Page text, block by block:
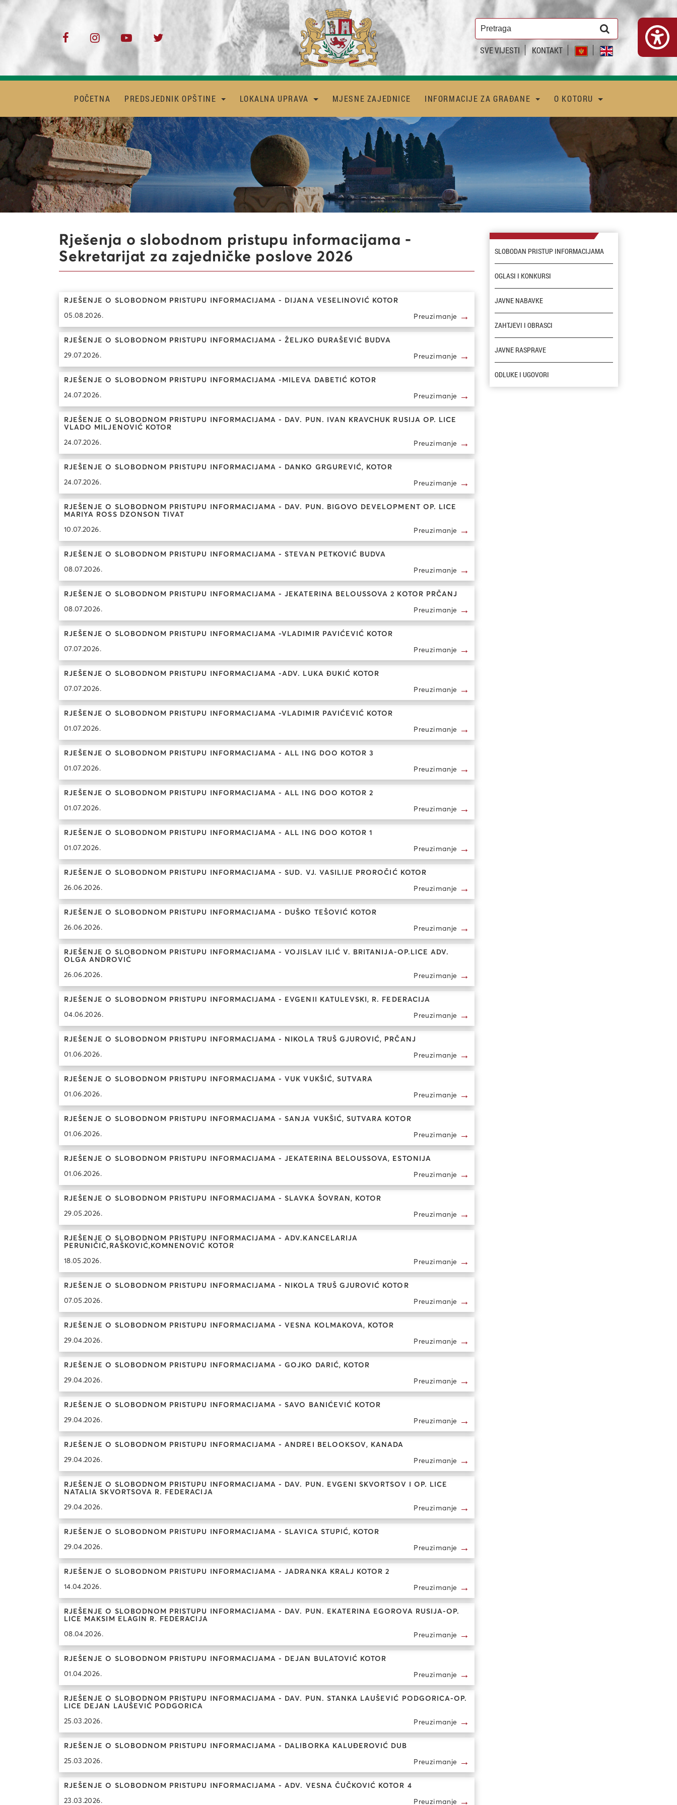
SVE VIJESTI KONTAKT
POČETNA PREDSJEDNIK OPŠTINE LOKALNA UPRAVA MJESNE ZAJEDNICE INFORMACIJE ZA GRAĐANE O KOTORU
Rješenja o slobodnom pristupu informacijama -
Sekretarijat za zajedničke poslove 2026
RJEŠENJE O SLOBODNOM PRISTUPU INFORMACIJAMA - DIJANA VESELINOVIĆ KOTOR
05.08.2026. Preuzimanje →
RJEŠENJE O SLOBODNOM PRISTUPU INFORMACIJAMA - ŽELJKO ĐURAŠEVIĆ BUDVA
29.07.2026. Preuzimanje →
RJEŠENJE O SLOBODNOM PRISTUPU INFORMACIJAMA -MILEVA DABETIĆ KOTOR
24.07.2026. Preuzimanje →
RJEŠENJE O SLOBODNOM PRISTUPU INFORMACIJAMA - DAV. PUN. IVAN KRAVCHUK RUSIJA OP. LICE
VLADO MILJENOVIĆ KOTOR
24.07.2026. Preuzimanje →
RJEŠENJE O SLOBODNOM PRISTUPU INFORMACIJAMA - DANKO GRGUREVIĆ, KOTOR
24.07.2026. Preuzimanje →
RJEŠENJE O SLOBODNOM PRISTUPU INFORMACIJAMA - DAV. PUN. BIGOVO DEVELOPMENT OP. LICE
MARIYA ROSS DZONSON TIVAT
10.07.2026. Preuzimanje →
RJEŠENJE O SLOBODNOM PRISTUPU INFORMACIJAMA - STEVAN PETKOVIĆ BUDVA
08.07.2026. Preuzimanje →
RJEŠENJE O SLOBODNOM PRISTUPU INFORMACIJAMA - JEKATERINA BELOUSSOVA 2 KOTOR PRČANJ
08.07.2026. Preuzimanje →
RJEŠENJE O SLOBODNOM PRISTUPU INFORMACIJAMA -VLADIMIR PAVIĆEVIĆ KOTOR
07.07.2026. Preuzimanje →
RJEŠENJE O SLOBODNOM PRISTUPU INFORMACIJAMA -ADV. LUKA ĐUKIĆ KOTOR
07.07.2026. Preuzimanje →
RJEŠENJE O SLOBODNOM PRISTUPU INFORMACIJAMA -VLADIMIR PAVIĆEVIĆ KOTOR
01.07.2026. Preuzimanje →
RJEŠENJE O SLOBODNOM PRISTUPU INFORMACIJAMA - ALL ING DOO KOTOR 3
01.07.2026. Preuzimanje →
RJEŠENJE O SLOBODNOM PRISTUPU INFORMACIJAMA - ALL ING DOO KOTOR 2
01.07.2026. Preuzimanje →
RJEŠENJE O SLOBODNOM PRISTUPU INFORMACIJAMA - ALL ING DOO KOTOR 1
01.07.2026. Preuzimanje →
RJEŠENJE O SLOBODNOM PRISTUPU INFORMACIJAMA - SUD. VJ. VASILIJE PROROČIĆ KOTOR
26.06.2026. Preuzimanje →
RJEŠENJE O SLOBODNOM PRISTUPU INFORMACIJAMA - DUŠKO TEŠOVIĆ KOTOR
26.06.2026. Preuzimanje →
RJEŠENJE O SLOBODNOM PRISTUPU INFORMACIJAMA - VOJISLAV ILIĆ V. BRITANIJA-OP.LICE ADV.
OLGA ANDROVIĆ
26.06.2026. Preuzimanje →
RJEŠENJE O SLOBODNOM PRISTUPU INFORMACIJAMA - EVGENII KATULEVSKI, R. FEDERACIJA
04.06.2026. Preuzimanje →
RJEŠENJE O SLOBODNOM PRISTUPU INFORMACIJAMA - NIKOLA TRUŠ GJUROVIĆ, PRČANJ
01.06.2026. Preuzimanje →
RJEŠENJE O SLOBODNOM PRISTUPU INFORMACIJAMA - VUK VUKŠIĆ, SUTVARA
01.06.2026. Preuzimanje →
RJEŠENJE O SLOBODNOM PRISTUPU INFORMACIJAMA - SANJA VUKŠIĆ, SUTVARA KOTOR
01.06.2026. Preuzimanje →
RJEŠENJE O SLOBODNOM PRISTUPU INFORMACIJAMA - JEKATERINA BELOUSSOVA, ESTONIJA
01.06.2026. Preuzimanje →
RJEŠENJE O SLOBODNOM PRISTUPU INFORMACIJAMA - SLAVKA ŠOVRAN, KOTOR
29.05.2026. Preuzimanje →
RJEŠENJE O SLOBODNOM PRISTUPU INFORMACIJAMA - ADV.KANCELARIJA
PERUNIČIĆ,RAŠKOVIĆ,KOMNENOVIĆ KOTOR
18.05.2026. Preuzimanje →
RJEŠENJE O SLOBODNOM PRISTUPU INFORMACIJAMA - NIKOLA TRUŠ GJUROVIĆ KOTOR
07.05.2026. Preuzimanje →
RJEŠENJE O SLOBODNOM PRISTUPU INFORMACIJAMA - VESNA KOLMAKOVA, KOTOR
29.04.2026. Preuzimanje →
RJEŠENJE O SLOBODNOM PRISTUPU INFORMACIJAMA - GOJKO DARIĆ, KOTOR
29.04.2026. Preuzimanje →
RJEŠENJE O SLOBODNOM PRISTUPU INFORMACIJAMA - SAVO BANIĆEVIĆ KOTOR
29.04.2026. Preuzimanje →
RJEŠENJE O SLOBODNOM PRISTUPU INFORMACIJAMA - ANDREI BELOOKSOV, KANADA
29.04.2026. Preuzimanje →
RJEŠENJE O SLOBODNOM PRISTUPU INFORMACIJAMA - DAV. PUN. EVGENI SKVORTSOV I OP. LICE
NATALIA SKVORTSOVA R. FEDERACIJA
29.04.2026. Preuzimanje →
RJEŠENJE O SLOBODNOM PRISTUPU INFORMACIJAMA - SLAVICA STUPIĆ, KOTOR
29.04.2026. Preuzimanje →
RJEŠENJE O SLOBODNOM PRISTUPU INFORMACIJAMA - JADRANKA KRALJ KOTOR 2
14.04.2026. Preuzimanje →
RJEŠENJE O SLOBODNOM PRISTUPU INFORMACIJAMA - DAV. PUN. EKATERINA EGOROVA RUSIJA-OP.
LICE MAKSIM ELAGIN R. FEDERACIJA
08.04.2026. Preuzimanje →
RJEŠENJE O SLOBODNOM PRISTUPU INFORMACIJAMA - DEJAN BULATOVIĆ KOTOR
01.04.2026. Preuzimanje →
RJEŠENJE O SLOBODNOM PRISTUPU INFORMACIJAMA - DAV. PUN. STANKA LAUŠEVIĆ PODGORICA-OP.
LICE DEJAN LAUŠEVIĆ PODGORICA
25.03.2026. Preuzimanje →
RJEŠENJE O SLOBODNOM PRISTUPU INFORMACIJAMA - DALIBORKA KALUĐEROVIĆ DUB
25.03.2026. Preuzimanje →
RJEŠENJE O SLOBODNOM PRISTUPU INFORMACIJAMA - ADV. VESNA ČUČKOVIĆ KOTOR 4
23.03.2026. Preuzimanje →
SLOBODAN PRISTUP INFORMACIJAMA
OGLASI I KONKURSI
JAVNE NABAVKE
ZAHTJEVI I OBRASCI
JAVNE RASPRAVE
ODLUKE I UGOVORI